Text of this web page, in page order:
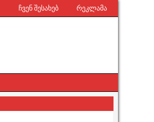
ჩვენ შესახებ რეკლამა